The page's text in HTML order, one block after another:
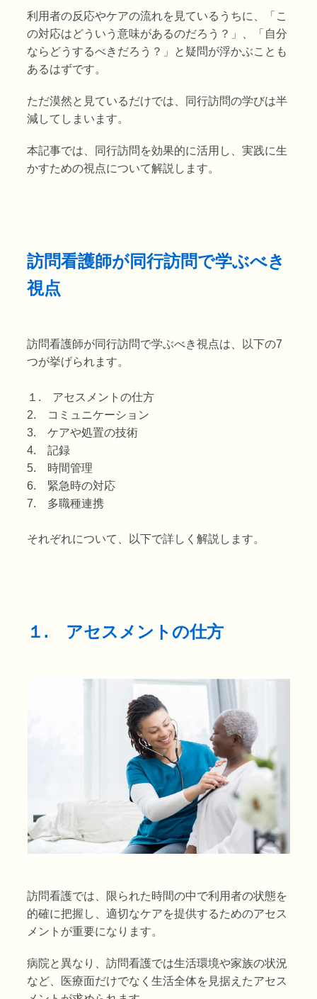
利用者の反応やケアの流れを見ているうちに、「こ
の対応はどういう意味があるのだろう？」、「自分
ならどうするべきだろう？」と疑問が浮かぶことも
あるはずです。
ただ漠然と見ているだけでは、同行訪問の学びは半
減してしまいます。
本記事では、同行訪問を効果的に活用し、実践に生
かすための視点について解説します。
訪問看護師が同行訪問で学ぶべき
視点
訪問看護師が同行訪問で学ぶべき視点は、以下の7
つが挙げられます。
１. アセスメントの仕方
2. コミュニケーション
3. ケアや処置の技術
4. 記録
5. 時間管理
6. 緊急時の対応
7. 多職種連携
それぞれについて、以下で詳しく解説します。
１. アセスメントの仕方
訪問看護では、限られた時間の中で利用者の状態を
的確に把握し、適切なケアを提供するためのアセス
メントが重要になります。
病院と異なり、訪問看護では生活環境や家族の状況
など、医療面だけでなく生活全体を見据えたアセス